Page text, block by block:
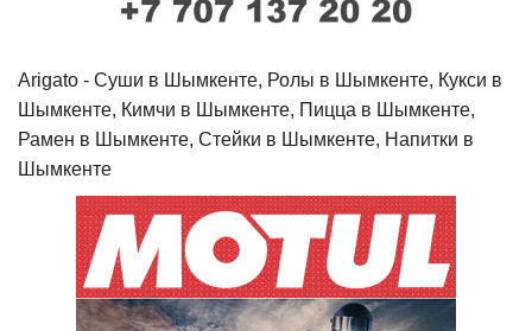
Arigato - Cуши в Шымкенте, Ролы в Шымкенте, Кукси в
Шымкенте, Кимчи в Шымкенте, Пицца в Шымкенте,
Рамен в Шымкенте, Стейки в Шымкенте, Напитки в
Шымкенте